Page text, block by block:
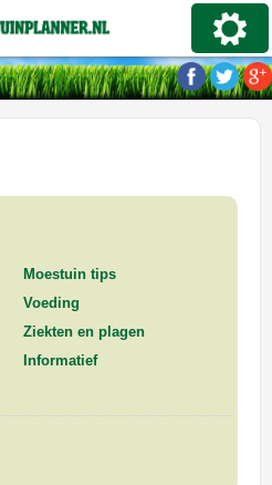
Moestuin tips
Voeding
Ziekten en plagen
Informatief